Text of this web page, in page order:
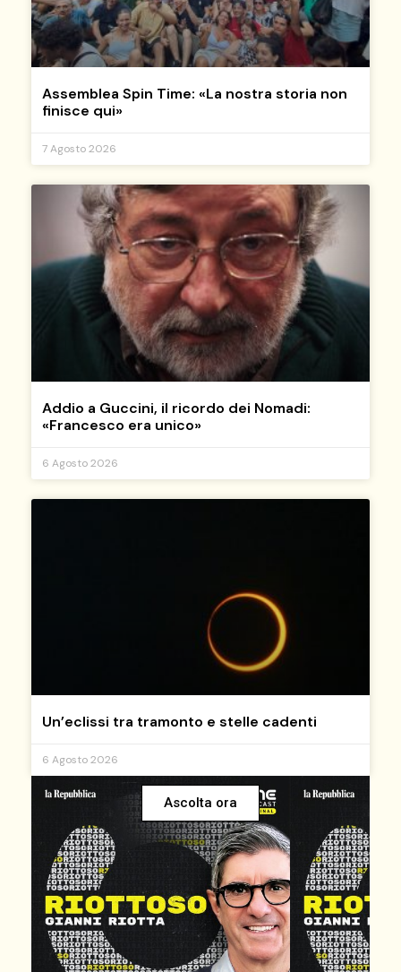
Assemblea Spin Time: «La nostra storia non
finisce qui»
7 Agosto 2026
Addio a Guccini, il ricordo dei Nomadi:
«Francesco era unico»
6 Agosto 2026
Un’eclissi tra tramonto e stelle cadenti
6 Agosto 2026
Ascolta ora